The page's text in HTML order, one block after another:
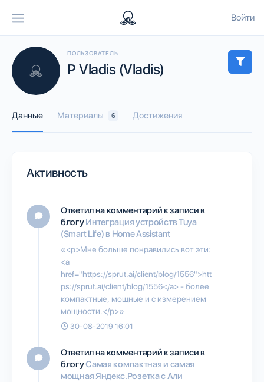
Войти
ПОЛЬЗОВАТЕЛЬ
P Vladis (Vladis)
Данные Материалы 6 Достижения
Активность
Ответил на комментарий к записи в
блогуИнтеграция устройств Tuya
(Smart Life) в Home Assistant
«<p>Мне больше понравились вот эти:
<a
href="https://sprut.ai/client/blog/1556">htt
ps://sprut.ai/client/blog/1556</a> - более
компактные, мощные и с измерением
мощности.</p>»
30-08-2019 16:01
Ответил на комментарий к записи в
блогуСамая компактная и самая
мощная Яндекс.Розетка с Али